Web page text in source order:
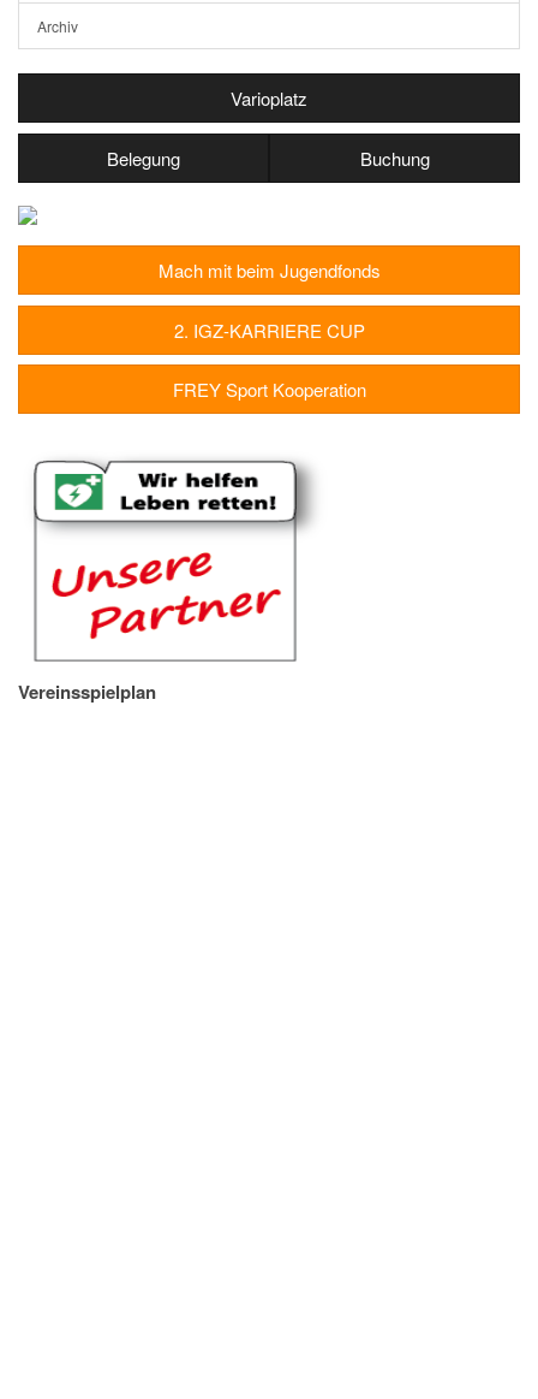
Archiv
Varioplatz
Belegung Buchung
Mach mit beim Jugendfonds
2. IGZ-KARRIERE CUP
FREY Sport Kooperation
Vereinsspielplan